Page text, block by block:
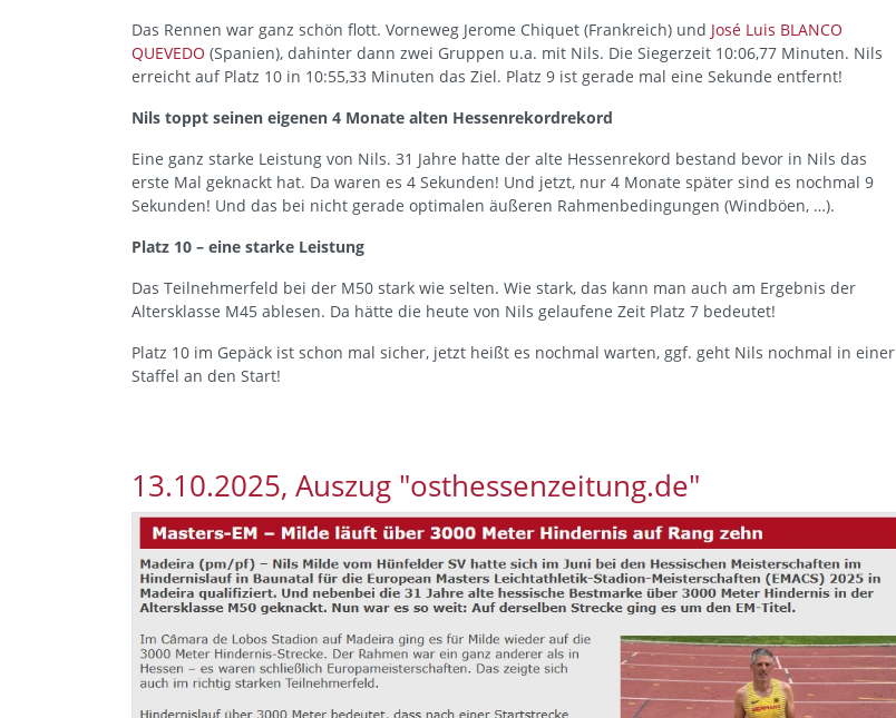
Das Rennen war ganz schön flott. Vorneweg Jerome Chiquet (Frankreich) und José Luis BLANCO
QUEVEDO (Spanien), dahinter dann zwei Gruppen u.a. mit Nils. Die Siegerzeit 10:06,77 Minuten. Nils
erreicht auf Platz 10 in 10:55,33 Minuten das Ziel. Platz 9 ist gerade mal eine Sekunde entfernt!
Nils toppt seinen eigenen 4 Monate alten Hessenrekordrekord
Eine ganz starke Leistung von Nils. 31 Jahre hatte der alte Hessenrekord bestand bevor in Nils das
erste Mal geknackt hat. Da waren es 4 Sekunden! Und jetzt, nur 4 Monate später sind es nochmal 9
Sekunden! Und das bei nicht gerade optimalen äußeren Rahmenbedingungen (Windböen, …).
Platz 10 – eine starke Leistung
Das Teilnehmerfeld bei der M50 stark wie selten. Wie stark, das kann man auch am Ergebnis der
Altersklasse M45 ablesen. Da hätte die heute von Nils gelaufene Zeit Platz 7 bedeutet!
Platz 10 im Gepäck ist schon mal sicher, jetzt heißt es nochmal warten, ggf. geht Nils nochmal in einer
Staffel an den Start!
13.10.2025, Auszug "osthessenzeitung.de"